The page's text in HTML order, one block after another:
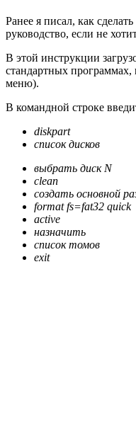
Ранее я писал, как
руководство, если не
В этой инструкции
стандартных
меню).
В командной строке
diskpart
список дисков
выбрать диск N
clean
создать основной
format fs=fat32 quick
active
назначить
список томов
exit